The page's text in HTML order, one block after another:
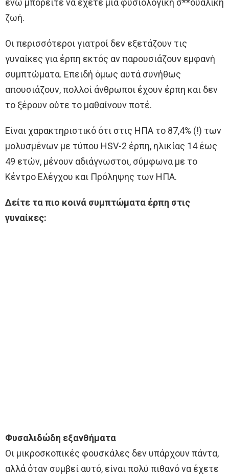
ενώ μπορείτε να έχετε μια φυσιολογική σ**ουαλική
ζωή.
Οι περισσότεροι γιατροί δεν εξετάζουν τις
γυναίκες για έρπη εκτός αν παρουσιάζουν εμφανή
συμπτώματα. Επειδή όμως αυτά συνήθως
απουσιάζουν, πολλοί άνθρωποι έχουν έρπη και δεν
το ξέρουν ούτε το μαθαίνουν ποτέ.
Είναι χαρακτηριστικό ότι στις ΗΠΑ το 87,4% (!) των
μολυσμένων με τύπου HSV-2 έρπη, ηλικίας 14 έως
49 ετών, μένουν αδιάγνωστοι, σύμφωνα με το
Κέντρο Ελέγχου και Πρόληψης των ΗΠΑ.
Δείτε τα πιο κοινά συμπτώματα έρπη στις
γυναίκες:
Φυσαλιδώδη εξανθήματα
Οι μικροσκοπικές φουσκάλες δεν υπάρχουν πάντα,
αλλά όταν συμβεί αυτό, είναι πολύ πιθανό να έχετε